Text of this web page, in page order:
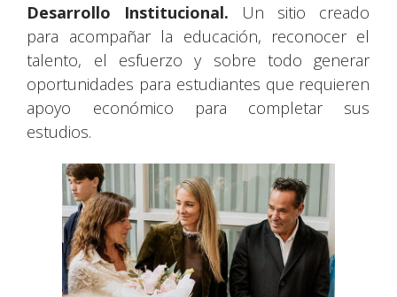
Desarrollo Institucional. Un sitio creado
para acompañar la educación, reconocer el
talento, el esfuerzo y sobre todo generar
oportunidades para estudiantes que requieren
apoyo económico para completar sus
estudios.